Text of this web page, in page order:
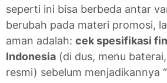
seperti ini bisa berbeda antar
berubah pada materi promosi,
aman adalah: cek spesifikasi
Indonesia (di dus, menu
resmi) sebelum menjadikannya